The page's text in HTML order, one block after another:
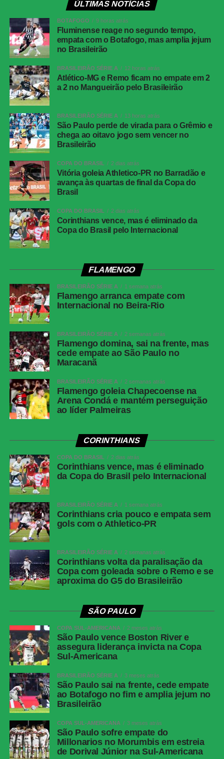
casa e terminou o turno próximo do G-6. Já o Cuiabá terá
de buscar recuperação na sequência da competição.
WhatsApp
Facebook
Twitter
Messenger
LinkedIn
Share
ÚLTIMAS NOTÍCIAS
BOTAFOGO 9 horas atrás
Fluminense reage no segundo tempo,
empata com o Botafogo, mas amplia jejum
no Brasileirão
BRASILEIRÃO SÉRIE A 12 horas atrás
Atlético-MG e Remo ficam no empate em 2
a 2 no Mangueirão pelo Brasileirão
BRASILEIRÃO SÉRIE A 13 horas atrás
São Paulo perde de virada para o Grêmio e
chega ao oitavo jogo sem vencer no
Brasileirão
COPA DO BRASIL 2 dias atrás
Vitória goleia Athletico-PR no Barradão e
avança às quartas de final da Copa do
Brasil
COPA DO BRASIL 2 dias atrás
Corinthians vence, mas é eliminado da
Copa do Brasil pelo Internacional
FLAMENGO
BRASILEIRÃO SÉRIE A 1 semana atrás
Flamengo arranca empate com
Internacional no Beira-Rio
BRASILEIRÃO SÉRIE A 2 semanas atrás
Flamengo domina, sai na frente, mas
cede empate ao São Paulo no
Maracanã
BRASILEIRÃO SÉRIE A 2 semanas atrás
Flamengo goleia Chapecoense na
Arena Condá e mantém perseguição
ao líder Palmeiras
CORINTHIANS
COPA DO BRASIL 2 dias atrás
Corinthians vence, mas é eliminado
da Copa do Brasil pelo Internacional
BRASILEIRÃO SÉRIE A 1 semana atrás
Corinthians cria pouco e empata sem
gols com o Athletico-PR
BRASILEIRÃO SÉRIE A 2 semanas atrás
Corinthians volta da paralisação da
Copa com goleada sobre o Remo e se
aproxima do G5 do Brasileirão
SÃO PAULO
COPA SUL-AMERICANA 2 meses atrás
São Paulo vence Boston River e
assegura liderança invicta na Copa
Sul-Americana
BRASILEIRÃO SÉRIE A 3 meses atrás
São Paulo sai na frente, cede empate
ao Botafogo no fim e amplia jejum no
Brasileirão
COPA SUL-AMERICANA 3 meses atrás
São Paulo sofre empate do
Millonarios no Morumbis em estreia
de Dorival Júnior na Sul-Americana